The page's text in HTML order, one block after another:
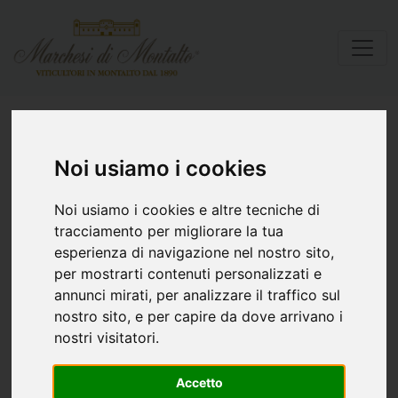
Noi usiamo i cookies
Noi usiamo i cookies e altre tecniche di
tracciamento per migliorare la tua
esperienza di navigazione nel nostro sito,
per mostrarti contenuti personalizzati e
annunci mirati, per analizzare il traffico sul
nostro sito, e per capire da dove arrivano i
nostri visitatori.
Accetto
Privacy Policy
Informativa sul Trattamento dei Dati
Personali ai sensi del Regolamento UE n.
679/2016 (GDPR)
La presente Policy ha lo scopo di descrivere le
modalità di gestione del sito web di Marchesi di
Montalto s.s.agricola (di seguito, “Marchesi di
Montalto s.s.agricola”), in riferimento al